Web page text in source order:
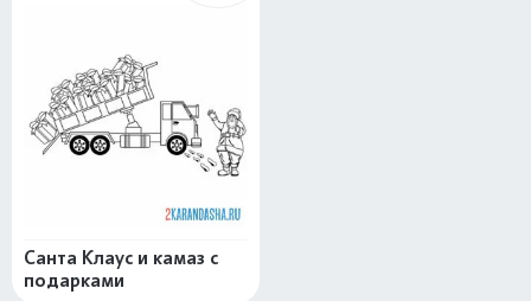
Санта Клаус и камаз с
подарками